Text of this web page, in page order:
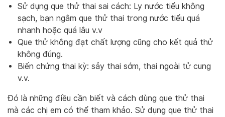
Sử dụng que thử thai sai cách: Ly nước tiểu không
sạch, bạn ngâm que thử thai trong nước tiểu quá
nhanh hoặc quá lâu v.v
Que thử không đạt chất lượng cũng cho kết quả thử
không đúng.
Biến chứng thai kỳ: sảy thai sớm, thai ngoài tử cung
v.v.
Đó là những điều cần biết và cách dùng que thử thai
mà các chị em có thể tham khảo. Sử dụng que thử thai